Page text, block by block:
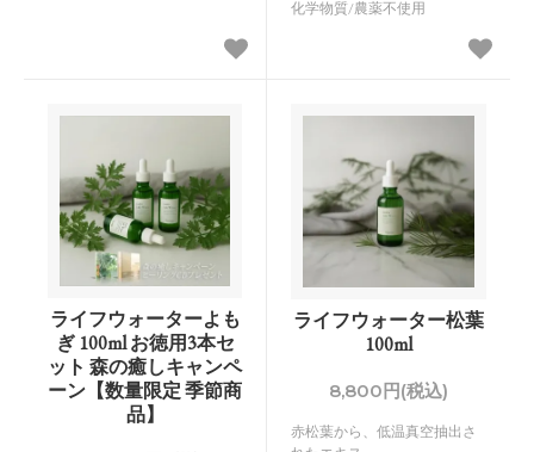
化学物質/農薬不使用
ライフウォーターよも
ぎ 100ml お徳用3本セ
ット 森の癒しキャンペ
ーン【数量限定 季節商
品】
ライフウォーター松葉
100ml
8,800円(税込)
赤松葉から、低温真空抽出さ